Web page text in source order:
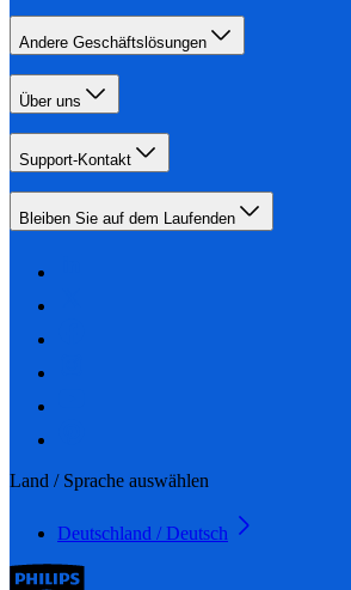
Andere Geschäftslösungen
Über uns
Support-Kontakt
Bleiben Sie auf dem Laufenden
Land / Sprache auswählen
Deutschland / Deutsch